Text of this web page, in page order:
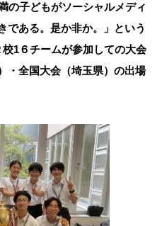
の子どもがソーシャルメディ
である。是か非か。」という
校1６チームが参加しての大会
・全国大会（埼玉県）の出場